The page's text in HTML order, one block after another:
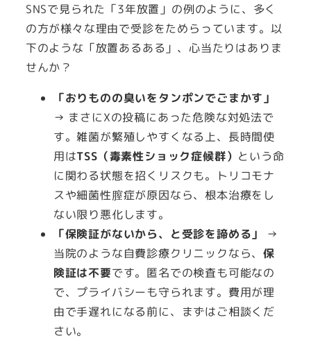
SNSで見られた「3年放置」の例のように、多く
の方が様々な理由で受診をためらっています。以
下のような「放置あるある」、心当たりはありま
せんか？
「おりものの臭いをタンポンでごまかす」
→ まさにXの投稿にあった危険な対処法で
す。雑菌が繁殖しやすくなる上、長時間使
用はTSS（毒素性ショック症候群） という命
に関わる状態を招くリスクも。トリコモナ
スや細菌性膣症が原因なら、根本治療をし
ない限り悪化します。
「保険証がないから、と受診を諦める」
→
当院のような自費診療クリニックなら、保
険証は不要です。匿名での検査も可能なの
で、プライバシーも守られます。費用が理
由で手遅れになる前に、まずはご相談くだ
さい。